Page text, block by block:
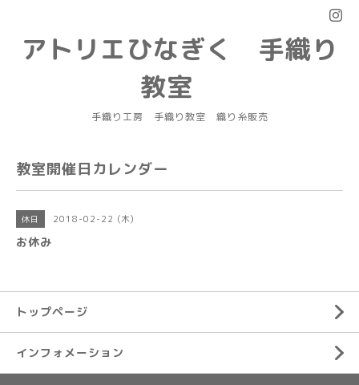
アトリエひなぎく 手織り
教室
手織り工房 手織り教室 織り糸販売
教室開催日カレンダー
休日 2018-02-22 (木)
お休み
トップページ
インフォメーション